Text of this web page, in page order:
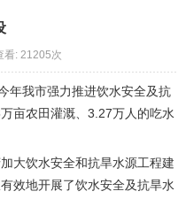
: 21205次
年我市强力推进饮水安全及抗
亩农田灌溉、3.27万人的吃水
大饮水安全和抗旱水源工程建
效地开展了饮水安全及抗旱水